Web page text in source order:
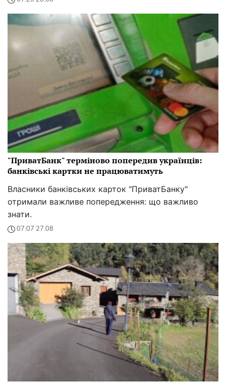
"ПриватБанк" терміново попередив українців:
банківські картки не працюватимуть
Власники банківських карток "ПриватБанку"
отримали важливе попередження: що важливо
знати.
07:07 27.08